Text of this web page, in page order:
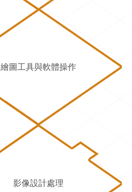
繪圖工具與軟體操作
影像設計處理